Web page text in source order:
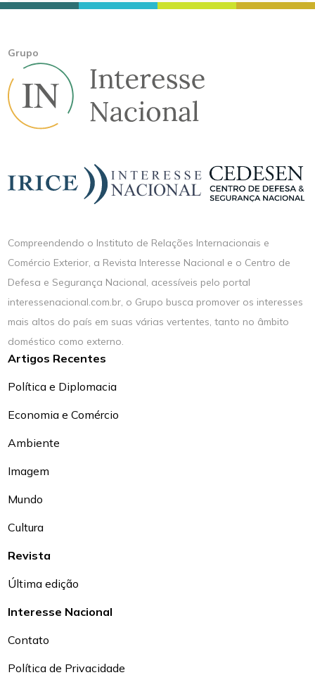
Grupo
Compreendendo o Instituto de Relações Internacionais e
Comércio Exterior, a Revista Interesse Nacional e o Centro de
Defesa e Segurança Nacional, acessíveis pelo portal
interessenacional.com.br, o Grupo busca promover os interesses
mais altos do país em suas várias vertentes, tanto no âmbito
doméstico como externo.
Artigos Recentes
Política e Diplomacia
Economia e Comércio
Ambiente
Imagem
Mundo
Cultura
Revista
Última edição
Interesse Nacional
Contato
Política de Privacidade